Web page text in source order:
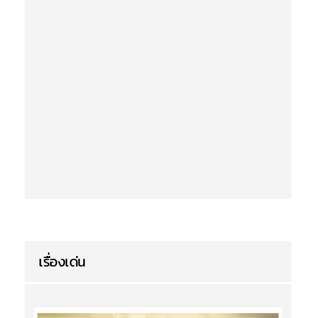
เรื่องเด่น